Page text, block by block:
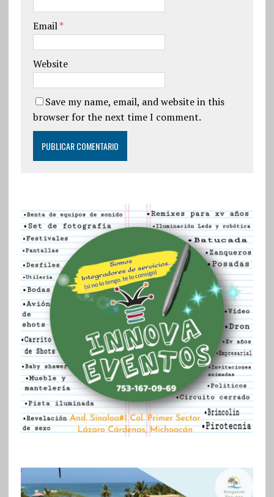
Email*
Website
Save my name, email, and website in this
browser for the next time I comment.